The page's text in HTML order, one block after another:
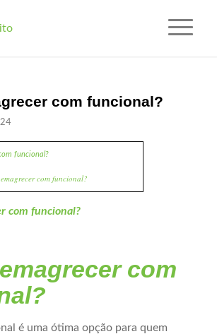
com funcional?
com funcional?
com funcional?
com
é uma ótima opção para quem